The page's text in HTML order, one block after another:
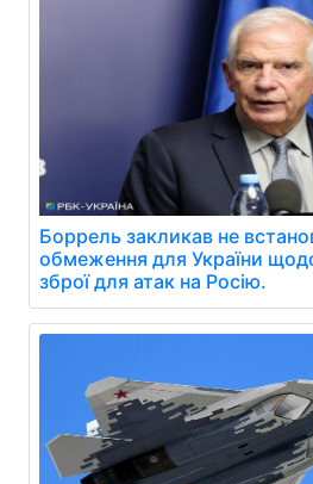
Боррель закликав не
обмеження для України
зброї для атак на Росію.